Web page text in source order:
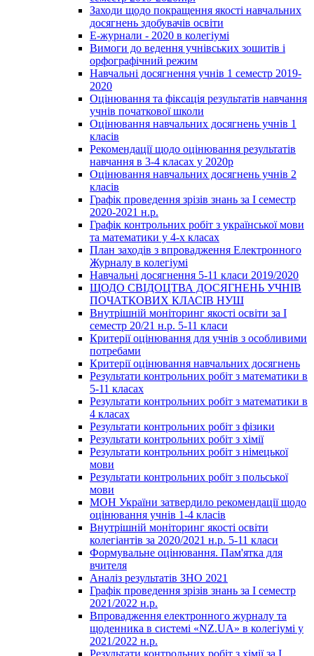
Заходи щодо покращення якості навчальних
досягнень здобувачів освіти
Е-журнали - 2020 в колегіумі
Вимоги до ведення учнівських зошитів і
орфографічний режим
Навчальні досягнення учнів 1 семестр 2019-
2020
Оцінювання та фіксація результатів навчання
учнів початкової школи
Оцінювання навчальних досягнень учнів 1
класів
Рекомендації щодо оцінювання результатів
навчання в 3-4 класах у 2020р
Оцінювання навчальних досягнень учнів 2
класів
Графік проведення зрізів знань за І семестр
2020-2021 н.р.
Графік контрольних робіт з української мови
та математики у 4-х класах
План заходів з впровадження Електронного
Журналу в колегіумі
Навчальні досягнення 5-11 класи 2019/2020
ЩОДО СВІДОЦТВА ДОСЯГНЕНЬ УЧНІВ
ПОЧАТКОВИХ КЛАСІВ НУШ
Внутрішній моніторинг якості освіти за І
семестр 20/21 н.р. 5-11 класи
Критерії оцінювання для учнів з особливими
потребами
Критерії оцінювання навчальних досягнень
Результати контрольних робіт з математики в
5-11 класах
Результати контрольних робіт з математики в
4 класах
Результати контрольних робіт з фізики
Результати контрольних робіт з хімії
Результати контрольних робіт з німецької
мови
Результати контрольних робіт з польської
мови
МОН України затвердило рекомендації щодо
оцінювання учнів 1-4 класів
Внутрішній моніторинг якості освіти
колегіантів за 2020/2021 н.р. 5-11 класи
Формувальне оцінювання. Пам'ятка для
вчителя
Аналіз результатів ЗНО 2021
Графік проведення зрізів знань за І семестр
2021/2022 н.р.
Впровадження електронного журналу та
щоденника в системі «NZ.UA» в колегіумі у
2021/2022 н.р.